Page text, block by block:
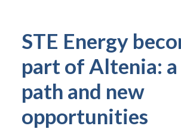
STE Energy
part of Altenia:
path and new
opportunities